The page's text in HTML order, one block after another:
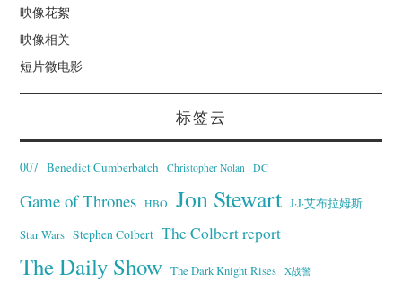
映像花絮
映像相关
短片微电影
标签云
007 Benedict Cumberbatch Christopher Nolan DC
Game of Thrones HBO Jon Stewart J·J·艾布拉姆斯
Star Wars Stephen Colbert The Colbert report
The Daily Show The Dark Knight Rises X战警